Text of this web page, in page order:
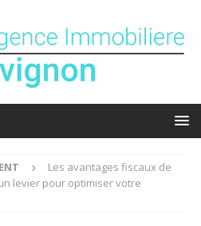
Les avantages fiscaux de
levier pour optimiser votre